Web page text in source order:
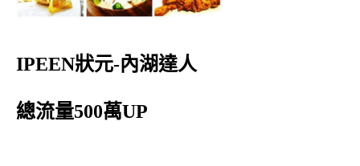
IPEEN狀元-內湖達人
總流量500萬UP